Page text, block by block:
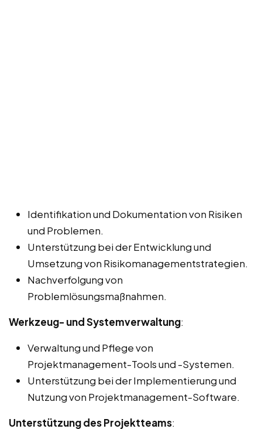
Identifikation und Dokumentation von Risiken
und Problemen.
Unterstützung bei der Entwicklung und
Umsetzung von Risikomanagementstrategien.
Nachverfolgung von
Problemlösungsmaßnahmen.
Werkzeug- und Systemverwaltung:
Verwaltung und Pflege von
Projektmanagement-Tools und -Systemen.
Unterstützung bei der Implementierung und
Nutzung von Projektmanagement-Software.
Unterstützung des Projektteams: